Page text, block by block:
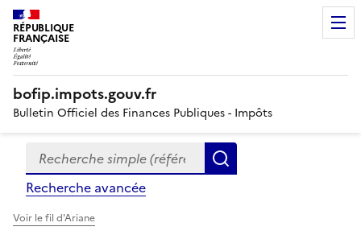
RÉPUBLIQUE
FRANÇAISE
bofip.impots.gouv.fr
Bulletin Officiel des Finances Publiques - Impôts
Formulaire
de
recherche
Recherche simple (références, mots clés, partie du
Recherche avancée
Voir le fil d'Ariane